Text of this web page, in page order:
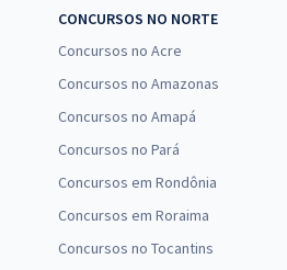
CONCURSOS NO NORTE
Concursos no Acre
Concursos no Amazonas
Concursos no Amapá
Concursos no Pará
Concursos em Rondônia
Concursos em Roraima
Concursos no Tocantins